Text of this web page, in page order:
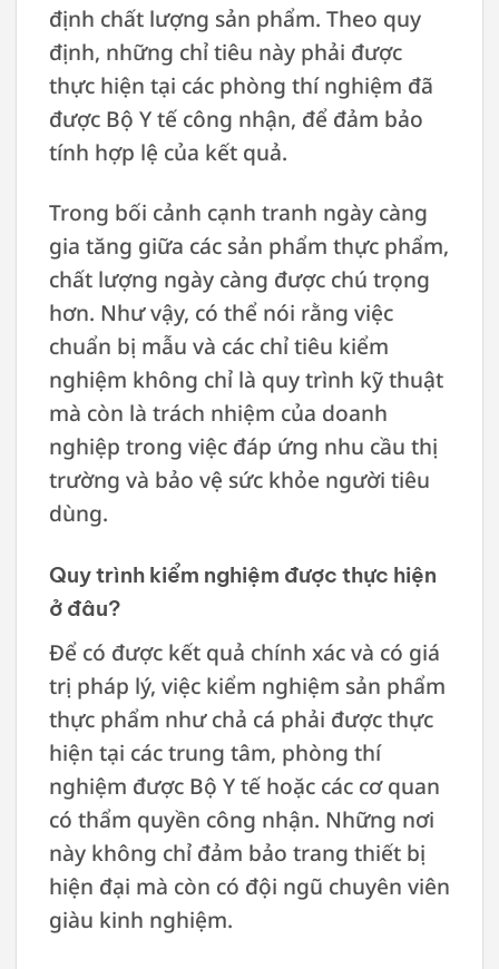
định chất lượng sản phẩm. Theo quy
định, những chỉ tiêu này phải được
thực hiện tại các phòng thí nghiệm đã
được Bộ Y tế công nhận, để đảm bảo
tính hợp lệ của kết quả.
Trong bối cảnh cạnh tranh ngày càng
gia tăng giữa các sản phẩm thực phẩm,
chất lượng ngày càng được chú trọng
hơn. Như vậy, có thể nói rằng việc
chuẩn bị mẫu và các chỉ tiêu kiểm
nghiệm không chỉ là quy trình kỹ thuật
mà còn là trách nhiệm của doanh
nghiệp trong việc đáp ứng nhu cầu thị
trường và bảo vệ sức khỏe người tiêu
dùng.
Quy trình kiểm nghiệm được thực hiện
ở đâu?
Để có được kết quả chính xác và có giá
trị pháp lý, việc kiểm nghiệm sản phẩm
thực phẩm như chả cá phải được thực
hiện tại các trung tâm, phòng thí
nghiệm được Bộ Y tế hoặc các cơ quan
có thẩm quyền công nhận. Những nơi
này không chỉ đảm bảo trang thiết bị
hiện đại mà còn có đội ngũ chuyên viên
giàu kinh nghiệm.